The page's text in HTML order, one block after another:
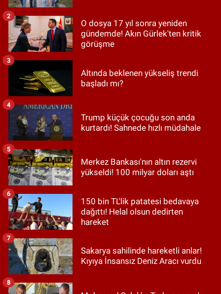
O dosya 17 yıl sonra yeniden
gündemde! Akın Gürlek'ten kritik
görüşme
2
Altında beklenen yükseliş trendi
başladı mı?
3
Trump küçük çocuğu son anda
kurtardı! Sahnede hızlı müdahale
4
Merkez Bankası'nın altın rezervi
yükseldi! 100 milyar doları aştı
5
150 bin TL'lik patatesi bedavaya
dağıttı! Helal olsun dedirten
hareket
6
Sakarya sahilinde hareketli anlar!
Kıyıya İnsansız Deniz Aracı vurdu
7
8